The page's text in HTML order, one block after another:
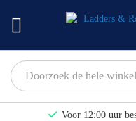
Voor 12:00 uur